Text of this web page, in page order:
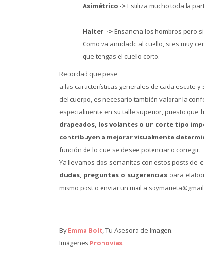
Asimétrico ->Estiliza mucho toda la
–
Halter ->Ensancha los hombros pero
Como va anudado al cuello, si es muy
que tengas el cuello corto.
Recordad que pese
a las características generales de cada escote
del cuerpo, es necesario también valorar la
especialmente en su talle superior, puesto que
drapeados, los volantes o un corte tipo
contribuyen a mejorar visualmente
función de lo que se desee potenciar o corregir.
Ya llevamos dos semanitas con estos posts de
dudas, preguntas o sugerencias para
mismo post o enviar un mail a
By Emma Bolt, Tu Asesora de Imagen.
Imágenes Pronovias.